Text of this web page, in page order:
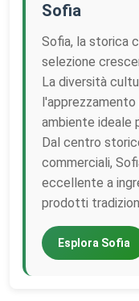
Sofia
Sofia, la storica
selezione
La diversità
l'apprezzamento
ambiente ideale
Dal centro
commerciali,
eccellente a
prodotti
Esplora Sofia